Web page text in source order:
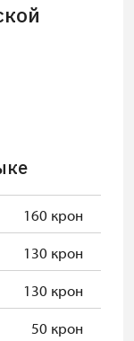
160 крон
130 крон
130 крон
50 крон